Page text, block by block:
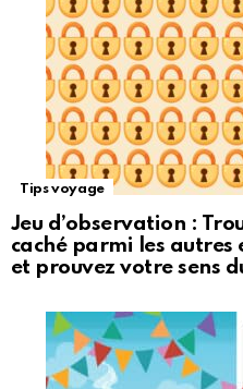
Tips voyage
Jeu d’observation :
caché parmi les autres
et prouvez votre sens